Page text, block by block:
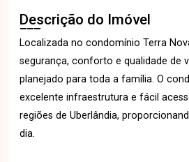
Descrição do Imóvel
Localizada no condomínio Terra
segurança, conforto e qualidade de
planejado para toda a família. O
excelente infraestrutura e fácil
regiões de Uberlândia,
dia.